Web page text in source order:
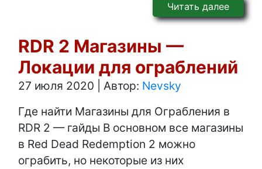
Читать далее
RDR 2 Магазины —
Локации для ограблений
27 июля 2020 Автор: Nevsky
Где найти Магазины для Ограбления в
RDR 2 — гайды В основном все магазины
в Red Dead Redemption 2 можно
ограбить, но некоторые из них